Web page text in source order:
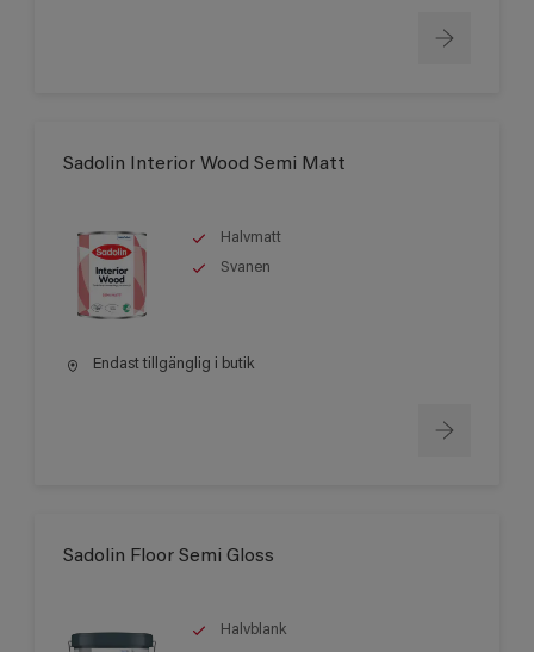
Sadolin Interior Wood Semi Matt
Halvmatt
Svanen
Endast tillgänglig i butik
Sadolin Floor Semi Gloss
Halvblank